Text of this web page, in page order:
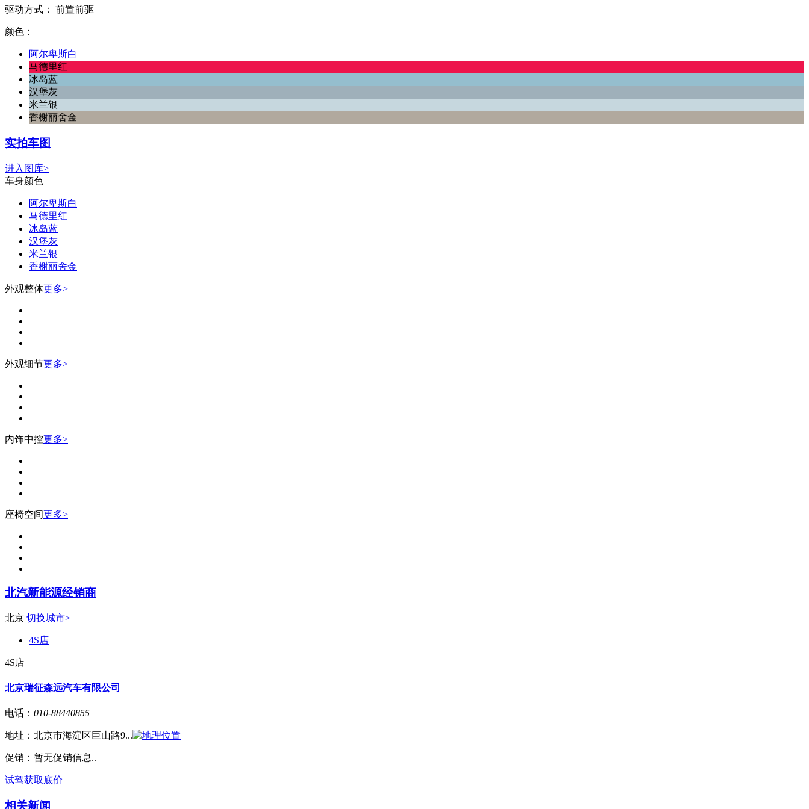
驱动方式： 前置前驱
颜色：
阿尔卑斯白
马德里红
冰岛蓝
汉堡灰
米兰银
香榭丽舍金
实拍车图
进入图库>
车身颜色
阿尔卑斯白
马德里红
冰岛蓝
汉堡灰
米兰银
香榭丽舍金
外观整体更多>
外观细节更多>
内饰中控更多>
座椅空间更多>
北汽新能源经销商
北京 切换城市>
4S店
4S店
北京瑞征森远汽车有限公司
电话： 010-88440855
地址： 北京市海淀区巨山路9...
促销： 暂无促销信息..
试驾获取底价
相关新闻